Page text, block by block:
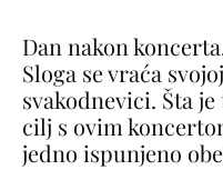
Dan nakon
Sloga se vraća
svakodnevici. Šta
cilj s ovim
jedno ispunjeno